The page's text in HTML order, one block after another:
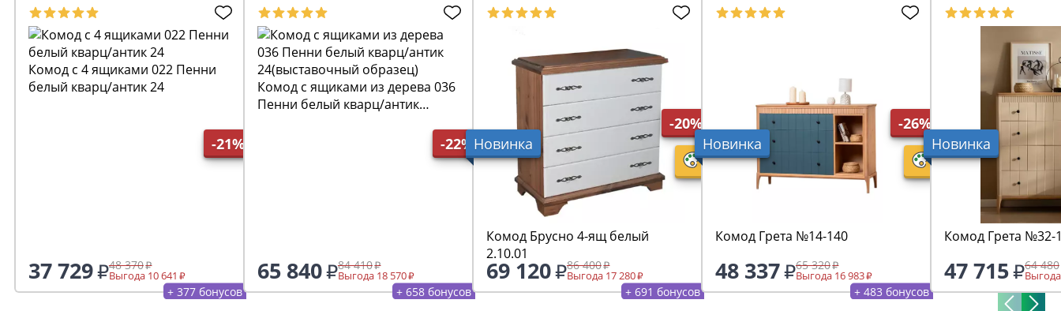
-21%
Комод с 4 ящиками 022 Пенни
белый кварц/антик 24
37 729 48 370
Выгода 10 641
+ 377 бонусов
-22%
Комод с ящиками из дерева 036
Пенни белый кварц/антик
65 840 84 410
Выгода 18 570
+ 658 бонусов
Новинка
-20%
Комод Брусно 4-ящ белый
2.10.01
69 120 86 400
Выгода 17 280
+ 691 бонусов
Новинка
-26%
Комод Грета №14-140
48 337 65 320
Выгода 16 983
+ 483 бонусов
Новинка
Комод Грета №32-
47 715 64 480